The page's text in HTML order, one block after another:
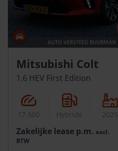
Mitsubishi Colt
1.6 HEV First Edition
17.500 Hybride 2025
Zakelijke lease p.m. excl.
BTW